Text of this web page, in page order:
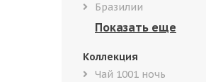
Бразилии
Коллекция
Чай 1001 ночь